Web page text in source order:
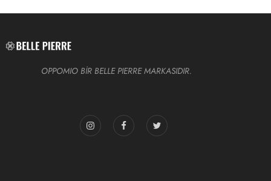
OPPOMIO BİR BELLE PIERRE MARKASIDIR.